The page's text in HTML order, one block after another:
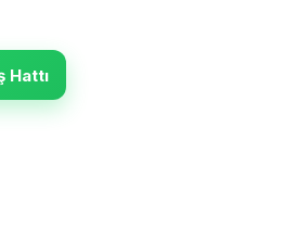
Hattı